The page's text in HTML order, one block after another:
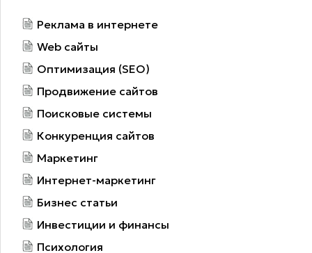
Реклама в интернете
Web сайты
Оптимизация (SEO)
Продвижение сайтов
Поисковые системы
Конкуренция сайтов
Маркетинг
Интернет-маркетинг
Бизнес статьи
Инвестиции и финансы
Психология